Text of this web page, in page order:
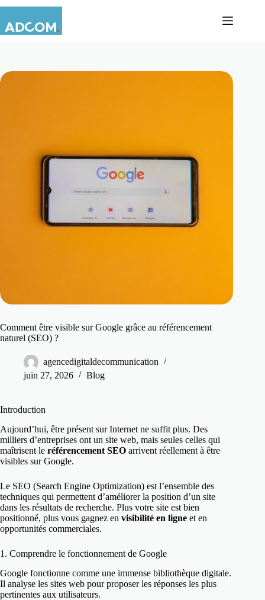
Comment être visible sur Google grâce au référencement
naturel (SEO) ?
agencedigitaldecommunication
juin 27, 2026
Blog
Introduction
Aujourd’hui, être présent sur Internet ne suffit plus. Des
milliers d’entreprises ont un site web, mais seules celles qui
maîtrisent le référencement SEO arrivent réellement à être
visibles sur Google.
Le SEO (Search Engine Optimization) est l’ensemble des
techniques qui permettent d’améliorer la position d’un site
dans les résultats de recherche. Plus votre site est bien
positionné, plus vous gagnez en visibilité en ligne et en
opportunités commerciales.
1. Comprendre le fonctionnement de Google
Google fonctionne comme une immense bibliothèque digitale.
Il analyse les sites web pour proposer les réponses les plus
pertinentes aux utilisateurs.